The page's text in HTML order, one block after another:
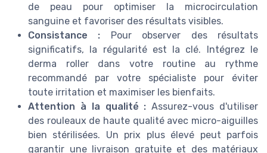
de peau pour optimiser la microcirculation
sanguine et favoriser des résultats visibles.
Consistance : Pour observer des résultats
significatifs, la régularité est la clé. Intégrez le
derma roller dans votre routine au rythme
recommandé par votre spécialiste pour éviter
toute irritation et maximiser les bienfaits.
Attention à la qualité : Assurez-vous d'utiliser
des rouleaux de haute qualité avec micro-aiguilles
bien stérilisées. Un prix plus élevé peut parfois
garantir une livraison gratuite et des matériaux